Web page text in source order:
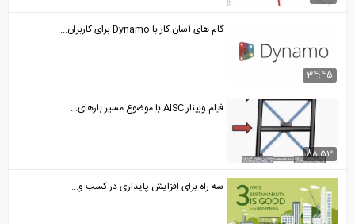
34:45
گام های آسان کار با Dynamo برای کاربران...
88:53
فیلم وبینار AISC با موضوع مسیر بارهای...
سه راه برای افزایش پایداری در کسب و...